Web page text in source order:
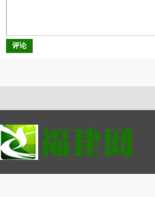
评论